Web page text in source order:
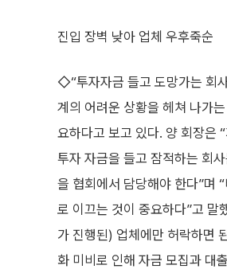
진입 장벽 낮아 업체 우후죽순
◇“투자자금 들고 도망가는 회
계의 어려운 상황을 헤쳐 나가
요하다고 보고 있다. 양 회장은
투자 자금을 들고 잠적하는 회
을 협회에서 담당해야 한다”며
로 이끄는 것이 중요하다”고 말
가 진행된) 업체에만 허락하면
화 미비로 인해 자금 모집과 대